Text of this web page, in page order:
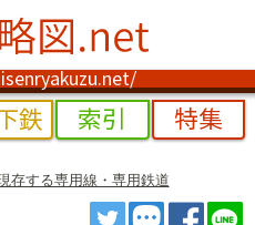
鉄 索引 特集
存する専用線・専用鉄道
ツイートトゥート
シェ